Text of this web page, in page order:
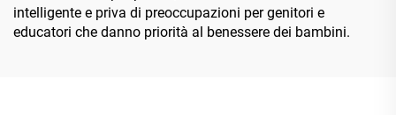
intelligente e priva di preoccupazioni per genitori e
educatori che danno priorità al benessere dei bambini.